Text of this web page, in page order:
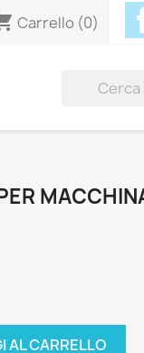
Carrello (0)
AL CARRELLO